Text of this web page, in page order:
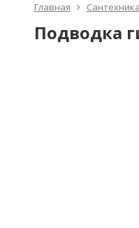
Главная Сантехника
Подводка